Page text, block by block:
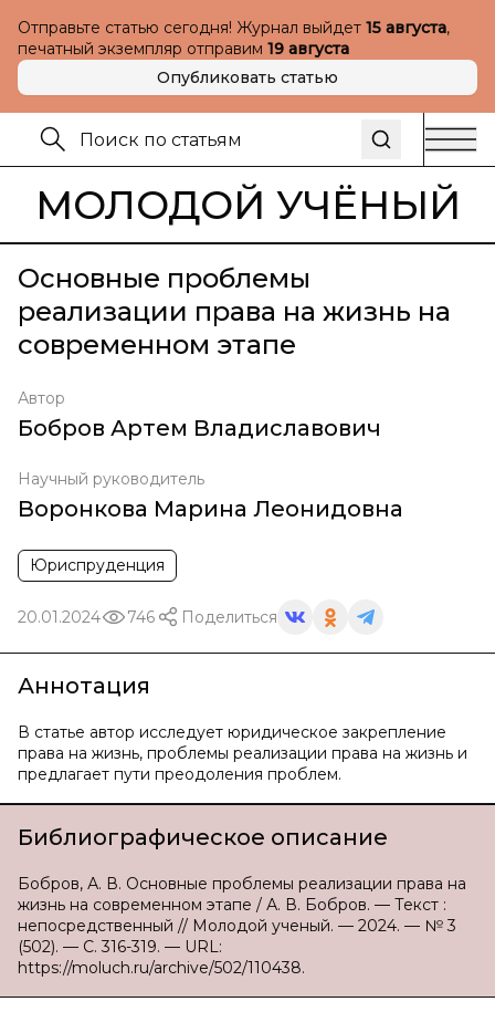
Отправьте статью сегодня! Журнал выйдет 15 августа,
печатный экземпляр отправим 19 августа
Опубликовать статью
МОЛОДОЙ УЧЁНЫЙ
Основные проблемы
реализации права на жизнь на
современном этапе
Автор
Бобров Артем Владиславович
Научный руководитель
Воронкова Марина Леонидовна
Юриспруденция
20.01.2024 746 Поделиться
Аннотация
В статье автор исследует юридическое закрепление
права на жизнь, проблемы реализации права на жизнь и
предлагает пути преодоления проблем.
Библиографическое описание
Бобров, А. В. Основные проблемы реализации права на
жизнь на современном этапе / А. В. Бобров. — Текст :
непосредственный // Молодой ученый. — 2024. — № 3
(502). — С. 316-319. — URL:
https://moluch.ru/archive/502/110438.